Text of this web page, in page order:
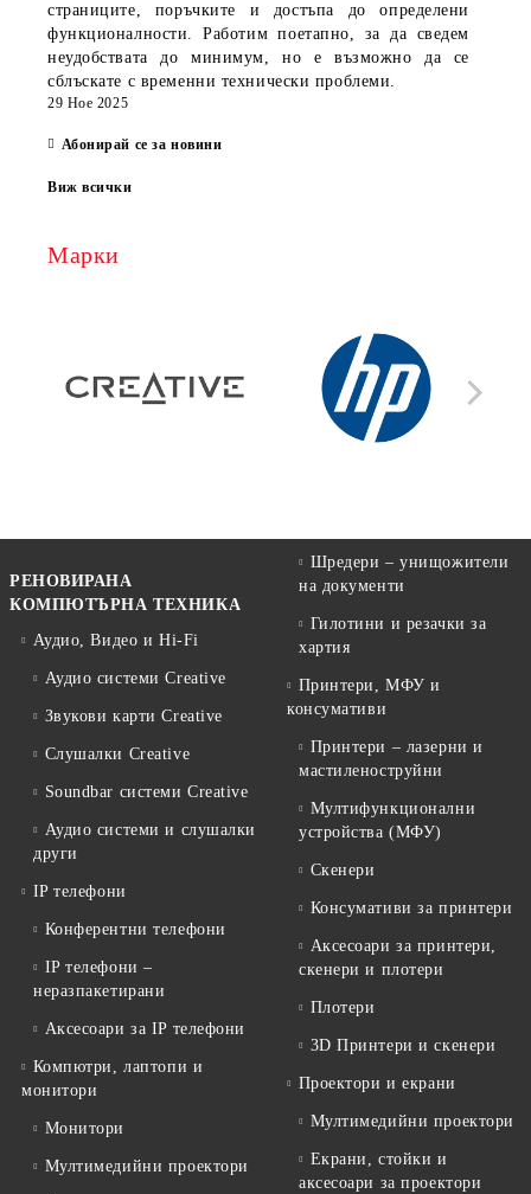
страниците, поръчките и достъпа до определени
функционалности. Работим поетапно, за да сведем
неудобствата до минимум, но е възможно да се
сблъскате с временни технически проблеми.
29 Ное 2025
Абонирай се за новини
Виж всички
Марки
РЕНОВИРАНА
КОМПЮТЪРНА ТЕХНИКА
Аудио, Видео и Hi-Fi
Аудио системи Creative
Звукови карти Creative
Слушалки Creative
Soundbar системи Creative
Аудио системи и слушалки
други
IP телефони
Конферентни телефони
IP телефони –
неразпакетирани
Аксесоари за IP телефони
Компютри, лаптопи и
монитори
Монитори
Мултимедийни проектори
Шредери – унищожители
на документи
Гилотини и резачки за
хартия
Принтери, МФУ и
консумативи
Принтери – лазерни и
мастиленоструйни
Мултифункционални
устройства (МФУ)
Скенери
Консумативи за принтери
Аксесоари за принтери,
скенери и плотери
Плотери
3D Принтери и скенери
Проектори и екрани
Мултимедийни проектори
Екрани, стойки и
аксесоари за проектори